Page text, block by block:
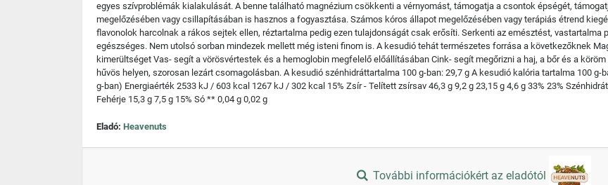
egyes szívproblémák kialakulását. A benne található magnézium csökkenti a vérnyomást, támogatja a csontok épségét,
megelőzésében vagy csillapításában is hasznos a fogyasztása. Számos kóros állapot megelőzésében vagy terápiás étrend
flavonolok harcolnak a rákos sejtek ellen, réztartalma pedig ezen tulajdonságát csak erősíti. Serkenti az emésztést, vastartalma
egészséges. Nem utolsó sorban mindezek mellett még isteni finom is. A kesudió tehát természetes forrása a következőknek
kimerültséget Vas- segít a vörösvértestek és a hemoglobin megfelelő előállításában Cink- segít megőrizni a haj, a bőr és a
hűvös helyen, szorosan lezárt csomagolásban. A kesudió szénhidráttartalma 100 g-ban: 29,7 g A kesudió kalória tartalma 100 g-
g-ban) Energiaérték 2533 kJ / 603 kcal 1267 kJ / 302 kcal 15% Zsír - Telített zsírsav 46,3 g 9,2 g 23,15 g 4,6 g 33% 23%
Fehérje 15,3 g 7,5 g 15% Só ** 0,04 g 0,02 g
Eladó: Heavenuts
További információkért az eladótól